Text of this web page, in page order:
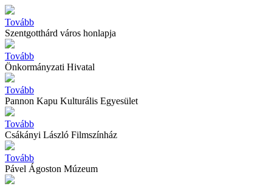
Tovább
Szentgotthárd város honlapja
Tovább
Önkormányzati Hivatal
Tovább
Pannon Kapu Kulturális Egyesület
Tovább
Csákányi László Filmszínház
Tovább
Pável Ágoston Múzeum